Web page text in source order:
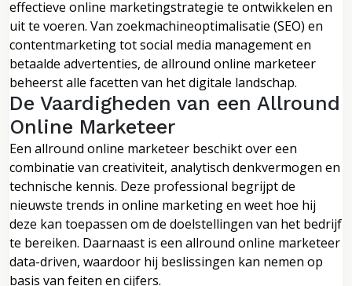
effectieve online marketingstrategie te ontwikkelen en
uit te voeren. Van zoekmachineoptimalisatie (SEO) en
contentmarketing tot social media management en
betaalde advertenties, de allround online marketeer
beheerst alle facetten van het digitale landschap.
De Vaardigheden van een Allround
Online Marketeer
Een allround online marketeer beschikt over een
combinatie van creativiteit, analytisch denkvermogen en
technische kennis. Deze professional begrijpt de
nieuwste trends in online marketing en weet hoe hij
deze kan toepassen om de doelstellingen van het bedrijf
te bereiken. Daarnaast is een allround online marketeer
data-driven, waardoor hij beslissingen kan nemen op
basis van feiten en cijfers.